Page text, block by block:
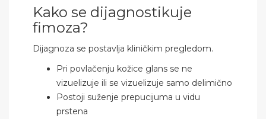
Kako se dijagnostikuje
fimoza?
Dijagnoza se postavlja kliničkim pregledom.
Pri povlačenju kožice glans se ne
vizuelizuje ili se vizuelizuje samo delimično
Postoji suženje prepucijuma u vidu
prstena